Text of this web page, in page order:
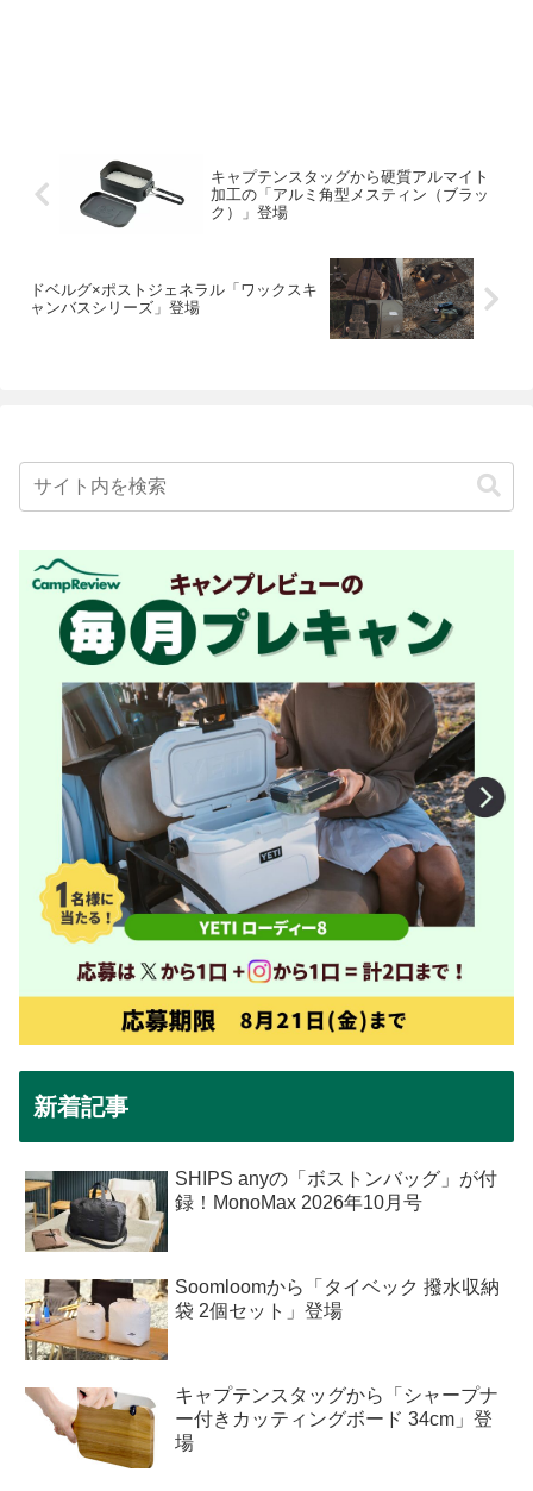
キャプテンスタッグから硬質アルマイト
加工の「アルミ角型メスティン（ブラッ
ク）」登場
ドベルグ×ポストジェネラル「ワックスキ
ャンバスシリーズ」登場
新着記事
SHIPS anyの「ボストンバッグ」が付
録！MonoMax 2026年10月号
Soomloomから「タイベック 撥水収納
袋 2個セット」登場
キャプテンスタッグから「シャープナ
ー付きカッティングボード 34cm」登
場